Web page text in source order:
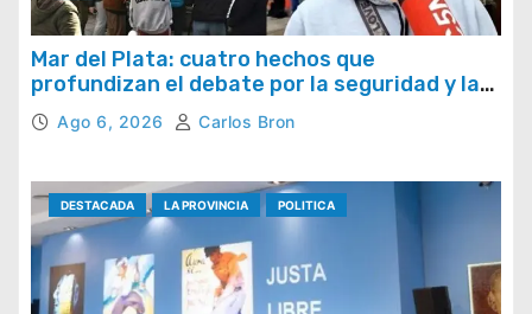
Mar del Plata: cuatro hechos que
profundizan el debate por la seguridad y la
respuesta del Estado
Ago 6, 2026 Carlos Bron
DESTACADA LA PROVINCIA POLITICA